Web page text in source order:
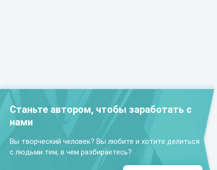
Станьте автором, чтобы заработать с
нами
Вы творческий человек? Вы любите и хотите делиться
с людьми тем, в чем разбираетесь?